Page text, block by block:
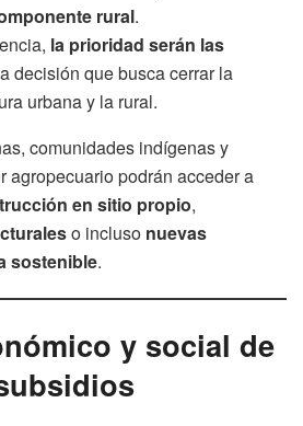
rural.
la prioridad serán las
decisión que busca cerrar la
urbana y la rural.
comunidades indígenas y
agropecuario podrán acceder a
en sitio propio,
o incluso nuevas
sostenible.
y social de